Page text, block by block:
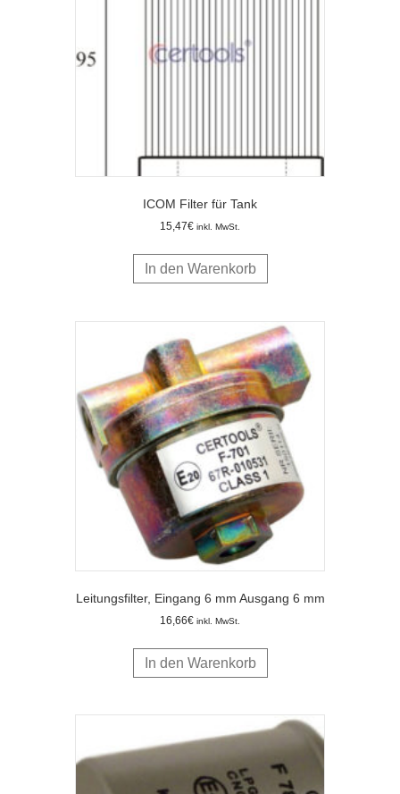
ICOM Filter für Tank
15,47€ inkl. MwSt.
In den Warenkorb
Leitungsfilter, Eingang 6 mm Ausgang 6 mm
16,66€ inkl. MwSt.
In den Warenkorb